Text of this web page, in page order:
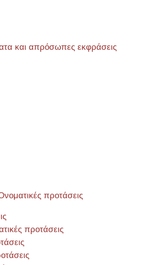
και απρόσωπες εκφράσεις
προτάσεις
προτάσεις